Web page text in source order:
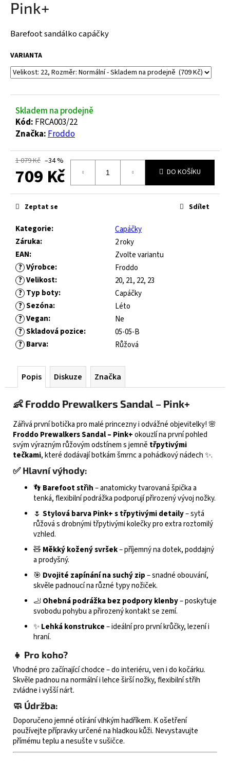
Pink+
Barefoot sandálko capáčky
VARIANTA
Skladem na prodejně
Kód: FRCA003/22
Značka:Froddo
1 079 Kč –34 %
709 Kč
Měrná
cena:
DO KOŠÍKU
Kategorie:
Capáčky
Záruka:
2 roky
EAN:
Zvolte variantu
? Výrobce:
Froddo
? Velikost:
20, 21, 22, 23
? Typ boty:
Capáčky
? Sezóna:
Léto
? Vegan:
Ne
? Skladová pozice:
05-05-B
? Barva: Růžová
Zeptat se Sdílet
Popis Diskuze Značka
👶 Froddo Prewalkers Sandal – Pink+
Zářivá první botička pro malé princezny i odvážné objevitelky! 🌸
Froddo Prewalkers Sandal – Pink+okouzlí na první pohled
svým výrazným růžovým odstínem s jemně třpytivými
tečkami, které dodávají botkám šmrnc a pohádkový nádech ✨.
✅ Hlavní výhody:
👣Barefoot střih– anatomicky tvarovaná špička a
tenká, flexibilní podrážka podporují přirozený vývoj nožky.
🌷 Stylová barva Pink+ s třpytivými detaily– sytá
růžová s drobnými třpytivými kolečky pro extra roztomilý
vzhled.
🧸 Měkký kožený svršek– příjemný na dotek, poddajný
a prodyšný.
🎯 Dvojité zapínání na suchý zip– snadné obouvání,
skvěle padnoucí na různé typy nožiček.
🦶 Ohebná podrážka bez podpory klenby– poskytuje
svobodu pohybu a přirozený kontakt se zemí.
✨Lehká konstrukce– ideální pro první krůčky, lezení i
hraní.
👧 Pro koho?
Vhodné pro začínající chodce – do interiéru, ven i do kočárku.
Skvěle padnou na normální i lehce širší nožky, flexibilní střih
zvládne i vyšší nárt.
🧼 Údržba:
Doporučeno jemné otírání vlhkým hadříkem. K ošetření
používejte přípravky určené na hladkou kůži. Nevystavujte
přímému teplu a nesušte v sušičce.
a
í
t
?
HLEDAT
D
o
o
u
e
m
e
FRODDO
KOMPROMIS
KE
FLASH
BLUE
445
Původně:
490
Kč